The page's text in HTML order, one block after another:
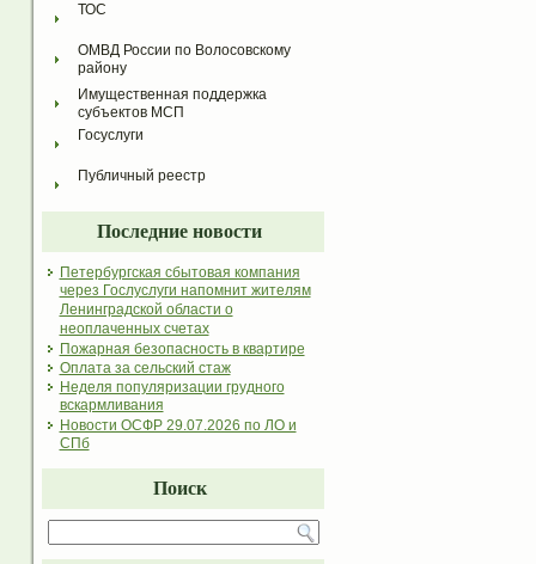
ТОС
ОМВД России по Волосовскому
району
Имущественная поддержка
субъектов МСП
Госуслуги
Публичный реестр
Последние новости
Петербургская сбытовая компания
через Гослуслуги напомнит жителям
Ленинградской области о
неоплаченных счетах
Пожарная безопасность в квартире
Оплата за сельский стаж
Неделя популяризации грудного
вскармливания
Новости ОСФР 29.07.2026 по ЛО и
СПб
Поиск